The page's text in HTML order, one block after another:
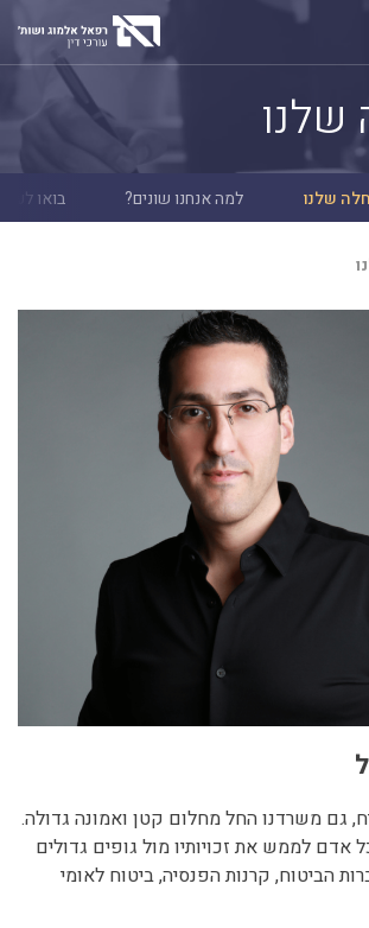
שלנו למה אנחנו שונים? בואו
גם משרדנו החל מחלום קטן ואמונה גדולה.
אדם לממש את זכויותיו מול גופים גדולים
הביטוח, קרנות הפנסיה, ביטוח לאומי